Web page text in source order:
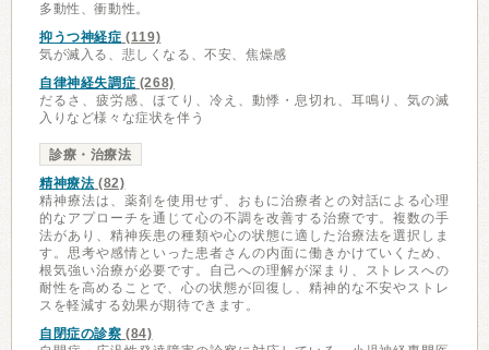
多動性、衝動性。
抑うつ神経症 (119)
気が滅入る、悲しくなる、不安、焦燥感
自律神経失調症 (268)
だるさ、疲労感、ほてり、冷え、動悸・息切れ、耳鳴り、気の滅
入りなど様々な症状を伴う
診療・治療法
精神療法 (82)
精神療法は、薬剤を使用せず、おもに治療者との対話による心理
的なアプローチを通じて心の不調を改善する治療です。複数の手
法があり、精神疾患の種類や心の状態に適した治療法を選択しま
す。思考や感情といった患者さんの内面に働きかけていくため、
根気強い治療が必要です。自己への理解が深まり、ストレスへの
耐性を高めることで、心の状態が回復し、精神的な不安やストレ
スを軽減する効果が期待できます。
自閉症の診察 (84)